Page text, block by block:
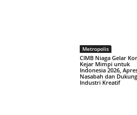
Metropolis
CIMB Niaga Gelar
Kejar Mimpi untuk
Indonesia 2026,
Nasabah dan Dukung
Industri Kreatif